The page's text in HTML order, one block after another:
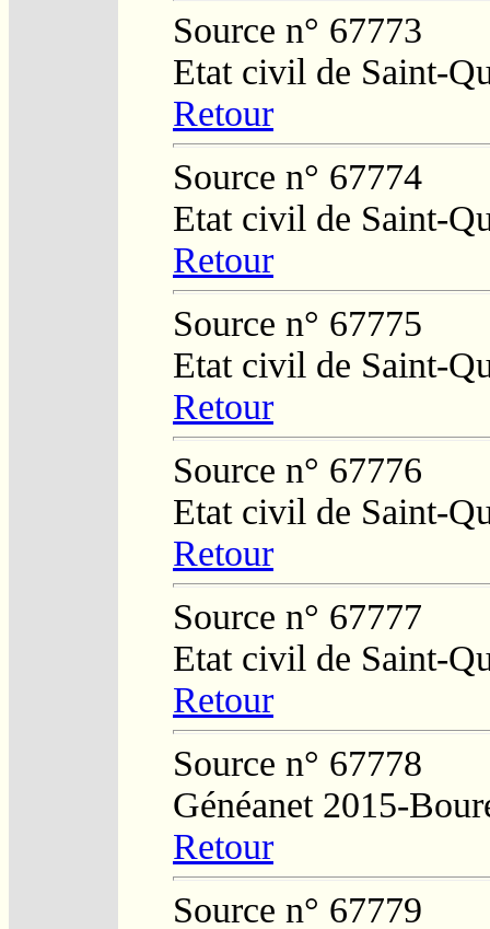
Source n° 67773
Etat civil de Saint-
Retour
Source n° 67774
Etat civil de Saint-
Retour
Source n° 67775
Etat civil de Saint-
Retour
Source n° 67776
Etat civil de Saint-
Retour
Source n° 67777
Etat civil de Saint-
Retour
Source n° 67778
Généanet 2015-
Retour
Source n° 67779